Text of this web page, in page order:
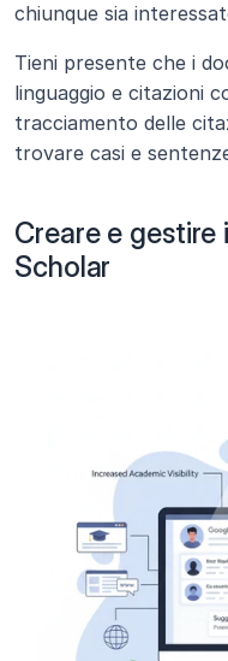
chiunque sia
Tieni presente che i
linguaggio e citazioni
tracciamento delle
trovare casi e
Creare e
Scholar